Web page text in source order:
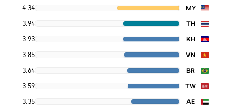
MY
4.34
TH
3.94
KH
3.93
VN
3.85
BR
3.64
TW
3.59
AE
3.35